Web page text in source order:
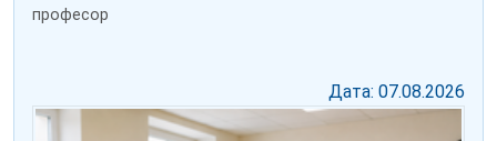
професор
Дата: 07.08.2026